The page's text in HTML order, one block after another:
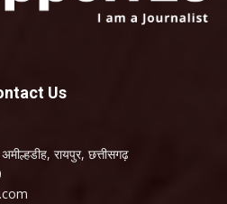
Us
रायपुर, छत्तीसगढ़